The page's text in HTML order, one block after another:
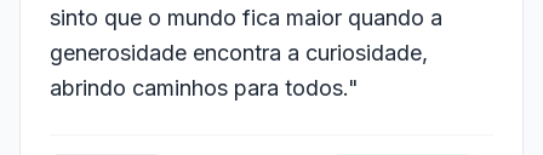
sinto que o mundo fica maior quando a
generosidade encontra a curiosidade,
abrindo caminhos para todos."